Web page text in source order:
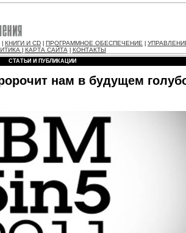
КНИГИ И CD ПРОГРАММНОЕ ОБЕСПЕЧЕНИЕ
КАРТА САЙТА| КОНТАКТЫ
СТАТЬИ И ПУБЛИКАЦИИ
нам в будущем